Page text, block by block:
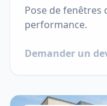
Pose de
performance.
Demander un